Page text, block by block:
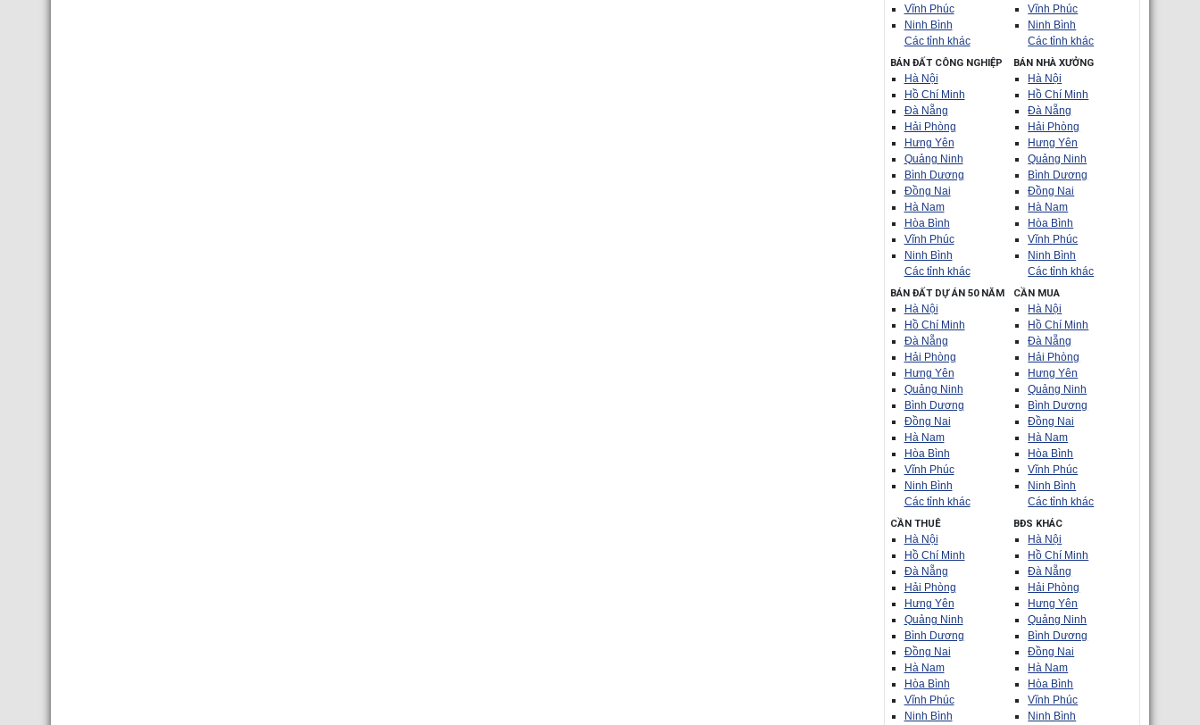
Vĩnh Phúc
Ninh Bình
Các tỉnh khác
Vĩnh Phúc
Ninh Bình
Các tỉnh khác
BÁN ĐẤT CÔNG NGHIỆP
Hà Nội
Hồ Chí Minh
Đà Nẵng
Hải Phòng
Hưng Yên
Quảng Ninh
Bình Dương
Đồng Nai
Hà Nam
Hòa Bình
Vĩnh Phúc
Ninh Bình
Các tỉnh khác
BÁN NHÀ XƯỞNG
Hà Nội
Hồ Chí Minh
Đà Nẵng
Hải Phòng
Hưng Yên
Quảng Ninh
Bình Dương
Đồng Nai
Hà Nam
Hòa Bình
Vĩnh Phúc
Ninh Bình
Các tỉnh khác
BÁN ĐẤT DỰ ÁN 50 NĂM
Hà Nội
Hồ Chí Minh
Đà Nẵng
Hải Phòng
Hưng Yên
Quảng Ninh
Bình Dương
Đồng Nai
Hà Nam
Hòa Bình
Vĩnh Phúc
Ninh Bình
Các tỉnh khác
CẦN MUA
Hà Nội
Hồ Chí Minh
Đà Nẵng
Hải Phòng
Hưng Yên
Quảng Ninh
Bình Dương
Đồng Nai
Hà Nam
Hòa Bình
Vĩnh Phúc
Ninh Bình
Các tỉnh khác
CẦN THUÊ
Hà Nội
Hồ Chí Minh
Đà Nẵng
Hải Phòng
Hưng Yên
Quảng Ninh
Bình Dương
Đồng Nai
Hà Nam
Hòa Bình
Vĩnh Phúc
Ninh Bình
BĐS KHÁC
Hà Nội
Hồ Chí Minh
Đà Nẵng
Hải Phòng
Hưng Yên
Quảng Ninh
Bình Dương
Đồng Nai
Hà Nam
Hòa Bình
Vĩnh Phúc
Ninh Bình